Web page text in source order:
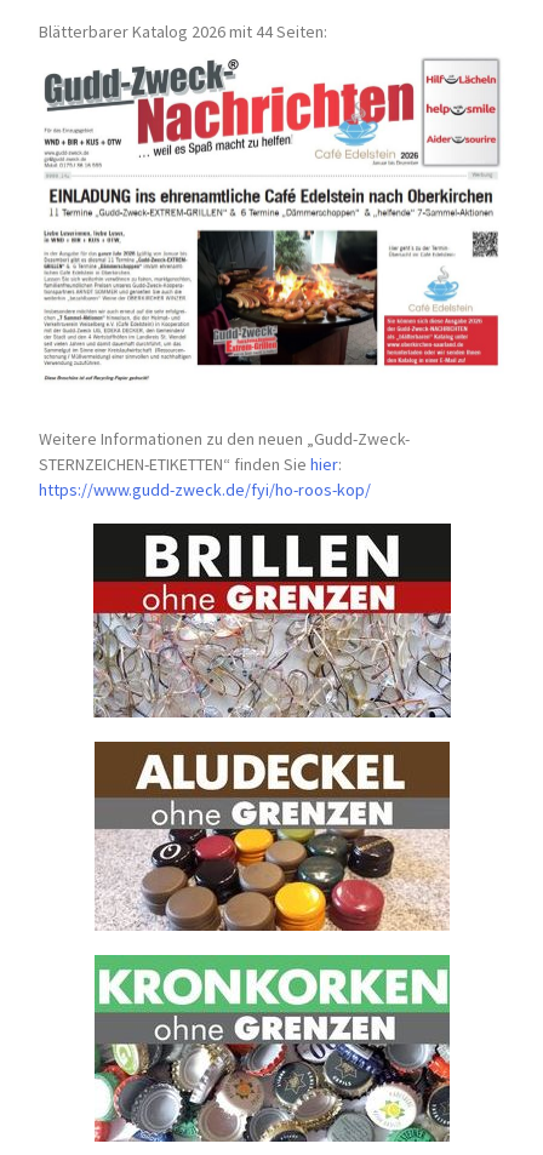
Blätterbarer Katalog 2026 mit 44 Seiten:
Weitere Informationen zu den neuen „Gudd-Zweck-
STERNZEICHEN-ETIKETTEN“ finden Siehier:
https://www.gudd-zweck.de/fyi/ho-roos-kop/